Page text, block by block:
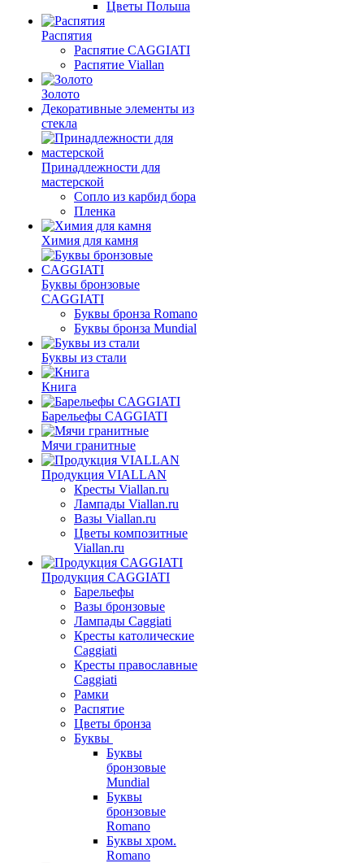
Цветы Польша
Распятия
Распятие CAGGIATI
Распятие Viallan
Золото
Декоративные элементы из
стекла
Принадлежности для
мастерской
Сопло из карбид бора
Пленка
Химия для камня
Буквы бронзовые
CAGGIATI
Буквы бронза Romano
Буквы бронза Mundial
Буквы из стали
Книга
Барельефы CAGGIATI
Мячи гранитные
Продукция VIALLAN
Кресты Viallan.ru
Лампады Viallan.ru
Вазы Viallan.ru
Цветы композитные
Viallan.ru
Продукция CAGGIATI
Барельефы
Вазы бронзовые
Лампады Caggiati
Кресты католические
Caggiati
Кресты православные
Caggiati
Рамки
Распятие
Цветы бронза
Буквы
Буквы
бронзовые
Mundial
Буквы
бронзовые
Romano
Буквы хром.
Romano